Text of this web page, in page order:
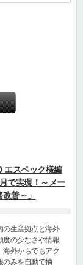
エスペック様編
で実現！～メー
善～」
の生産拠点と海外
度の少なさや情報
海外からでもアク
のみを自動で抽